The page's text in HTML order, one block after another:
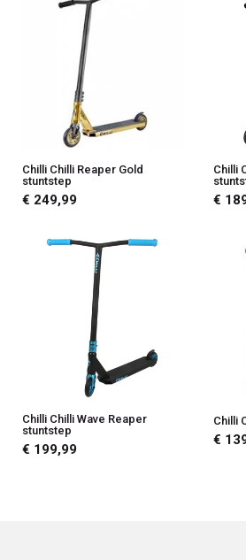
Chilli Chilli Reaper Gold
stuntstep
€ 249,99
Chilli
€
Chilli Chilli Wave Reaper
stuntstep
€ 199,99
Chilli
€